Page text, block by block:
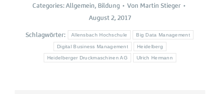
Categories:Allgemein, Bildung Von Martin Stieger
August 2, 2017
Schlagwörter: Allensbach Hochschule Big Data Management
Digital Business Management Heidelberg
Heidelberger Druckmaschinen AG Ulrich Hermann